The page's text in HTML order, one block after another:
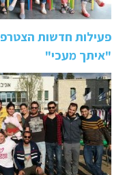
פעילות חדשות
"איתך מעכי"